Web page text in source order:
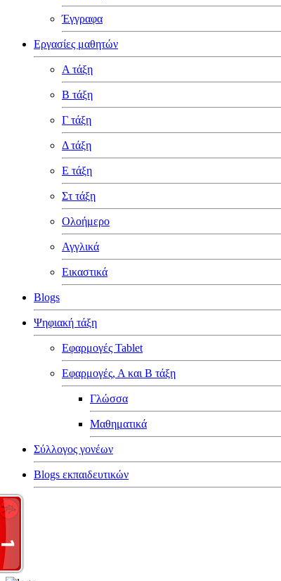
Έγγραφα
Εργασίες μαθητών
Α τάξη
Β τάξη
Γ τάξη
Δ τάξη
Ε τάξη
Στ τάξη
Ολοήμερο
Αγγλικά
Εικαστικά
Blogs
Ψηφιακή τάξη
Εφαρμογές Tablet
Εφαρμογές, Α και Β τάξη
Γλώσσα
Μαθηματικά
Σύλλογος γονέων
Blogs εκπαιδευτικών